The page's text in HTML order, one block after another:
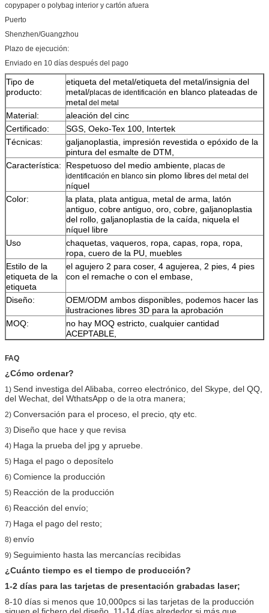
copypaper o polybag interior y cartón afuera
Puerto
Shenzhen/Guangzhou
Plazo de ejecución:
Enviado en 10 días después del pago
Tipo de
producto:
etiqueta del metal/etiqueta del metal/insignia del
metal/placas de identificación en blanco plateadas de
metal del metal
Material:
aleación del cinc
Certificado:
SGS, Oeko-Tex 100, Intertek
Técnicas:
galjanoplastia, impresión revestida o epóxido de la
pintura del esmalte de DTM,
Característica:
Respetuoso del medio ambiente, placas de
identificación en blanco sin plomo libres del metal del
níquel
Color:
la plata, plata antigua, metal de arma, latón
antiguo, cobre antiguo, oro, cobre, galjanoplastia
del rollo, galjanoplastia de la caída, niquela el
níquel libre
Uso
chaquetas, vaqueros, ropa, capas, ropa, ropa,
ropa, cuero de la PU, muebles
Estilo de la
etiqueta de la
etiqueta
el agujero 2 para coser, 4 agujerea, 2 pies, 4 pies
con el remache o con el embase,
Diseño:
OEM/ODM ambos disponibles, podemos hacer las
ilustraciones libres 3D para la aprobación
MOQ:
no hay MOQ estricto, cualquier cantidad
ACEPTABLE,
FAQ
¿Cómo ordenar?
1) Send investiga del Alibaba, correo electrónico, del Skype, del QQ,
del Wechat, del WthatsApp o de la otra manera;
2) Conversación para el proceso, el precio, qty etc.
3) Diseño que hace y que revisa
4) Haga la prueba del jpg y apruebe.
5) Haga el pago o deposítelo
6) Comience la producción
5) Reacción de la producción
6) Reacción del envío;
7) Haga el pago del resto;
8) envío
9) Seguimiento hasta las mercancías recibidas
¿Cuánto tiempo es el tiempo de producción?
1-2 días para las tarjetas de presentación grabadas laser;
8-10 días si menos que 10,000pcs si las tarjetas de la producción